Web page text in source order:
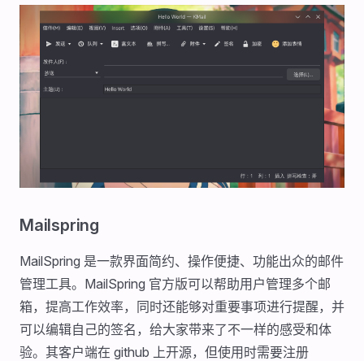
Mailspring
MailSpring 是一款界面简约、操作便捷、功能出众的邮件
管理工具。MailSpring 官方版可以帮助用户管理多个邮
箱，提高工作效率，同时还能够对重要事项进行提醒，并
可以编辑自己的签名，给大家带来了不一样的感受和体
验。其客户端在 github 上开源，但使用时需要注册